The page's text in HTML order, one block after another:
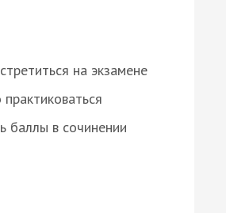
на экзамене
баллы в сочинении